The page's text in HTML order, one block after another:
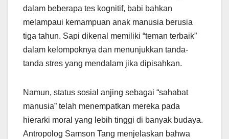
dalam beberapa tes kognitif, babi bahkan
melampaui kemampuan anak manusia berusia
tiga tahun. Sapi dikenal memiliki “teman terbaik”
dalam kelompoknya dan menunjukkan tanda-
tanda stres yang mendalam jika dipisahkan.
Namun, status sosial anjing sebagai “sahabat
manusia” telah menempatkan mereka pada
hierarki moral yang lebih tinggi di banyak budaya.
Antropolog Samson Tang menjelaskan bahwa